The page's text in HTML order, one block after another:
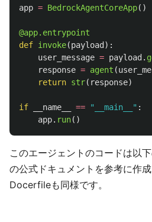
app = BedrockAgentCoreApp()
@app.entrypoint
def invoke(payload ):
user_message = payload .
response = agent (
return str( response)
if __name__ == " __main__ " :
app. run()
このエージェントのコードは以
の公式ドキュメントを参考に作
Docerfileも同様です。